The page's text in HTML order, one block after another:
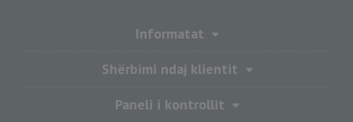
Informatat
Shërbimi ndaj klientit
Paneli i kontrollit